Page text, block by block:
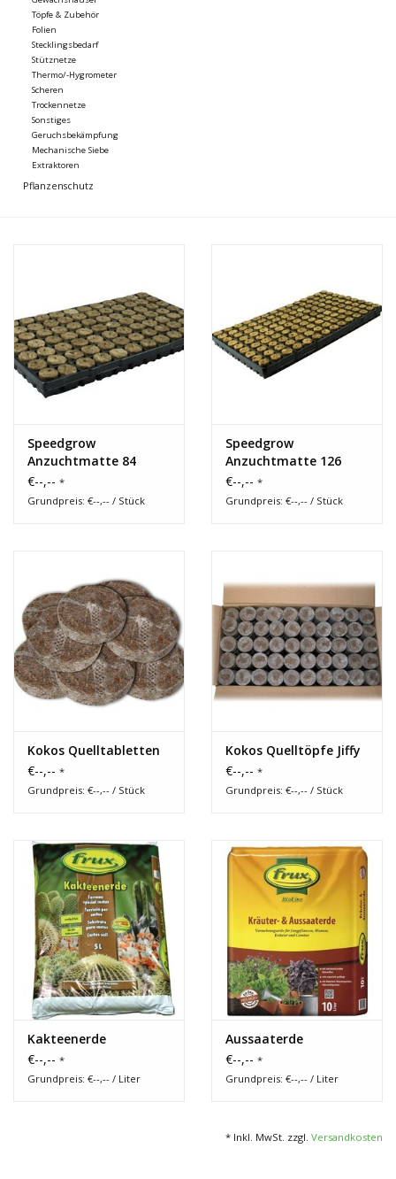
Töpfe & Zubehör
Folien
Stecklingsbedarf
Stütznetze
Thermo/-Hygrometer
Scheren
Trockennetze
Sonstiges
Geruchsbekämpfung
Mechanische Siebe
Extraktoren
Pflanzenschutz
Speedgrow
Anzuchtmatte 84
Würfel
€--,-- *
Grundpreis: €--,-- / Stück
Speedgrow
Anzuchtmatte 126
Würfel
€--,-- *
Grundpreis: €--,-- / Stück
Kokos Quelltabletten
€--,-- *
Grundpreis: €--,-- / Stück
Kokos Quelltöpfe Jiffy
€--,-- *
Grundpreis: €--,-- / Stück
Kakteenerde
€--,-- *
Grundpreis: €--,-- / Liter
Aussaaterde
€--,-- *
Grundpreis: €--,-- / Liter
* Inkl. MwSt. zzgl. Versandkosten